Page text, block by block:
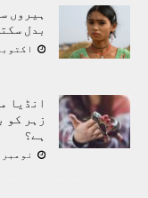
ہیروں
بدل
اکتوبر 2,
انڈیا
زہر کو
ہے؟
نومبر 7, 2023